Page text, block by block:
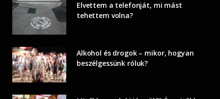
Elvettem a telefonját, mi mást
tehettem volna?
Alkohol és drogok – mikor, hogyan
beszélgessünk róluk?